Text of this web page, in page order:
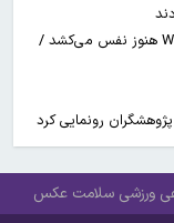
بوگاتی سفارشی با نام «دِستِریِر» معرفی شد / W۱۶ هنوز نفس می‌کشد /
رونمایی کرد
ورزشی سلامت عکس